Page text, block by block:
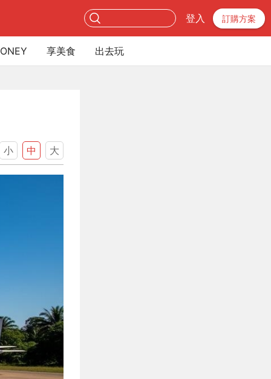
登入 訂購方案
享美食 出去玩
小 中 大